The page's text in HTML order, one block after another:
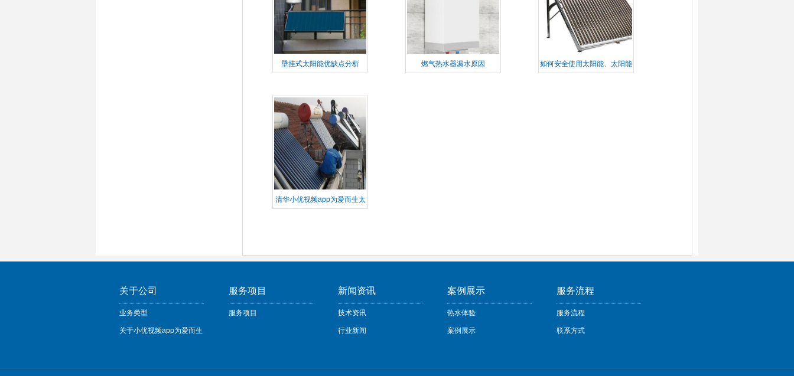
壁挂式太阳能优缺点分析 燃气热水器漏水原因 如何安全使用太阳能、太阳能
清华小优视频app为爱而生太
关于公司
业务类型
关于小优视频app为爱而生
服务项目
服务项目
新闻资讯
技术资讯
行业新闻
案例展示
热水体验
案例展示
服务流程
服务流程
联系方式